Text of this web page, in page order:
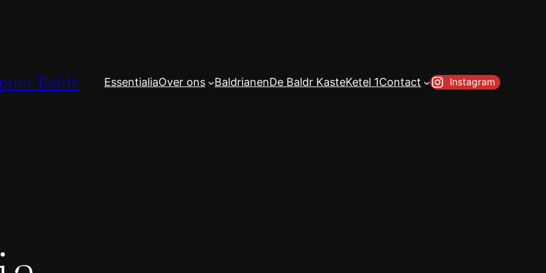
Baldr EssentialiaOver ons BaldrianenDe Baldr KasteKetel 1Contact Instagram